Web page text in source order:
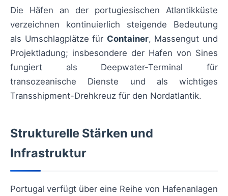
Die Häfen an der portugiesischen Atlantikküste
verzeichnen kontinuierlich steigende Bedeutung
als Umschlagplätze für Container, Massengut und
Projektladung; insbesondere der Hafen von Sines
fungiert als Deepwater-Terminal für
transozeanische Dienste und als wichtiges
Transshipment-Drehkreuz für den Nordatlantik.
Strukturelle Stärken und
Infrastruktur
Portugal verfügt über eine Reihe von Hafenanlagen